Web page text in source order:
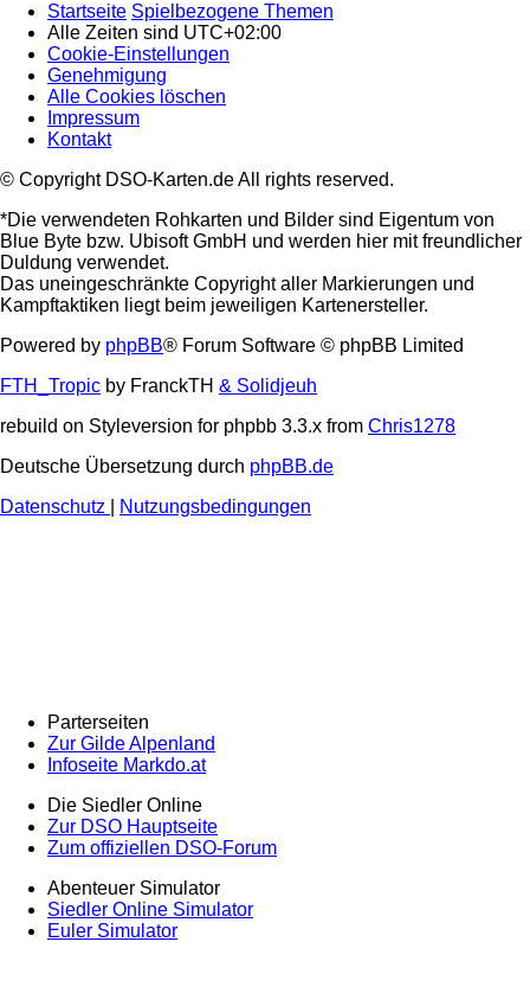
Startseite Spielbezogene Themen
Alle Zeiten sind UTC+02:00
Cookie-Einstellungen
Genehmigung
Alle Cookies löschen
Impressum
Kontakt
© Copyright DSO-Karten.de All rights reserved.
*Die verwendeten Rohkarten und Bilder sind Eigentum von
Blue Byte bzw. Ubisoft GmbH und werden hier mit freundlicher
Duldung verwendet.
Das uneingeschränkte Copyright aller Markierungen und
Kampftaktiken liegt beim jeweiligen Kartenersteller.
Powered by phpBB® Forum Software © phpBB Limited
FTH_Tropic by FranckTH & Solidjeuh
rebuild on Styleversion for phpbb 3.3.x from Chris1278
Deutsche Übersetzung durch phpBB.de
Datenschutz
Nutzungsbedingungen
Parterseiten
Zur Gilde Alpenland
Infoseite Markdo.at
Die Siedler Online
Zur DSO Hauptseite
Zum offiziellen DSO-Forum
Abenteuer Simulator
Siedler Online Simulator
Euler Simulator